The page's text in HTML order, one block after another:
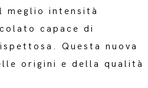
meglio intensità
capace di
Questa nuova
origini e della qualità